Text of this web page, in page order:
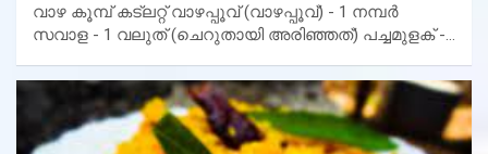
വാഴ കൂമ്പ് കട്ലറ്റ് വാഴപ്പൂവ് (വാഴപ്പൂവ്) - 1 നമ്പർ
സവാള - 1 വലുത് (ചെറുതായി അരിഞ്ഞത്) പച്ചമുളക് -…